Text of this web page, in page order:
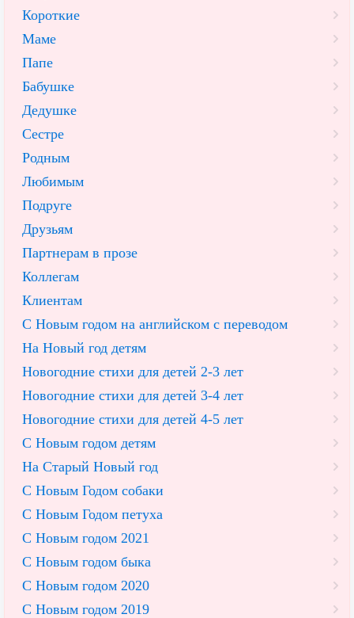
Короткие
Маме
Папе
Бабушке
Дедушке
Сестре
Родным
Любимым
Подруге
Друзьям
Партнерам в прозе
Коллегам
Клиентам
С Новым годом на английском с переводом
На Новый год детям
Новогодние стихи для детей 2-3 лет
Новогодние стихи для детей 3-4 лет
Новогодние стихи для детей 4-5 лет
С Новым годом детям
На Старый Новый год
С Новым Годом собаки
С Новым Годом петуха
С Новым годом 2021
С Новым годом быка
С Новым годом 2020
С Новым годом 2019